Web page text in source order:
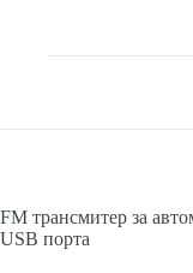
FM трансмитер за
USB порта